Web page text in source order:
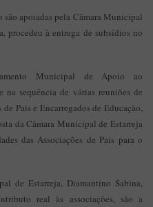
são apoiadas pela Câmara Municipal
procedeu à entrega de subsídios no
Municipal de Apoio ao
na sequência de várias reuniões de
Pais e Encarregados de Educação,
da Câmara Municipal de Estarreja
das Associações de Pais para o
de Estarreja, Diamantino Sabina,
real às associações, são a